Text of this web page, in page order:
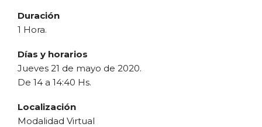
Duración
1 Hora.
Días y horarios
Jueves 21 de mayo de 2020.
De 14 a 14:40 Hs.
Localización
Modalidad Virtual